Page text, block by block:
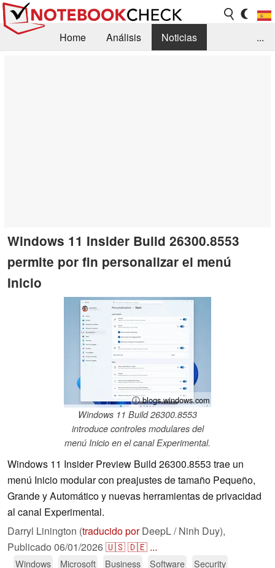
Home Análisis
Noticias
...
Windows 11 Insider Build 26300.8553
permite por fin personalizar el menú
Inicio
ⓘ blogs.windows.com
Windows 11 Build 26300.8553
introduce controles modulares del
menú Inicio en el canal Experimental.
Windows 11 Insider Preview Build 26300.8553 trae un
menú Inicio modular con preajustes de tamaño Pequeño,
Grande y Automático y nuevas herramientas de privacidad
al canal Experimental.
Darryl Linington (traducido porDeepL / Ninh Duy),
Publicado 06/01/2026🇺🇸🇩🇪 ...
Windows Microsoft Business Software Security